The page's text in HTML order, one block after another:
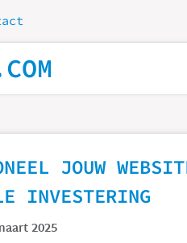
JOUW
INVESTERING
2025